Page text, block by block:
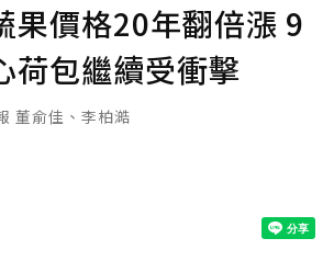
果價格20年翻倍漲 9
荷包繼續受衝擊
董俞佳、李柏澔